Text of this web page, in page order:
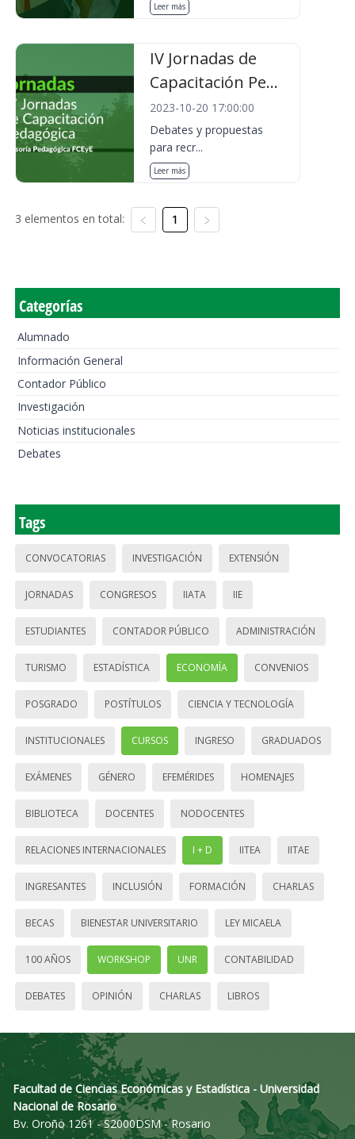
Leer más
IV Jornadas de
Capacitación Pe...
2023-10-20 17:00:00
Debates y propuestas
para recr...
Leer más
3 elementos en total: 1
Categorías
Alumnado
Información General
Contador Público
Investigación
Noticias institucionales
Debates
Tags
CONVOCATORIAS INVESTIGACIÓN EXTENSIÓN
JORNADAS CONGRESOS IIATA IIE
ESTUDIANTES CONTADOR PÚBLICO ADMINISTRACIÓN
TURISMO ESTADÍSTICA ECONOMÍA CONVENIOS
POSGRADO POSTÍTULOS CIENCIA Y TECNOLOGÍA
INSTITUCIONALES CURSOS INGRESO GRADUADOS
EXÁMENES GÉNERO EFEMÉRIDES HOMENAJES
BIBLIOTECA DOCENTES NODOCENTES
RELACIONES INTERNACIONALES I + D IITEA IITAE
INGRESANTES INCLUSIÓN FORMACIÓN CHARLAS
BECAS BIENESTAR UNIVERSITARIO LEY MICAELA
100 AÑOS WORKSHOP UNR CONTABILIDAD
DEBATES OPINIÓN CHARLAS LIBROS
Facultad de Ciencias Económicas y Estadística - Universidad
Nacional de Rosario
Bv. Oroño 1261 - S2000DSM - Rosario